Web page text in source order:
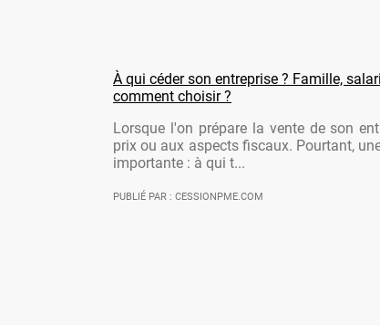
À qui céder son entreprise ? Famille,
comment choisir ?
Lorsque l'on prépare la vente de son
prix ou aux aspects fiscaux. Pourtant,
importante : à qui t...
PUBLIÉ PAR : CESSIONPME.COM